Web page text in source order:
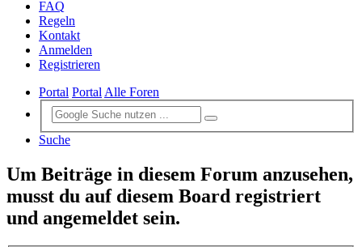
FAQ
Regeln
Kontakt
Anmelden
Registrieren
Portal PortalAlle Foren
Suche
Um Beiträge in diesem Forum anzusehen,
musst du auf diesem Board registriert
und angemeldet sein.